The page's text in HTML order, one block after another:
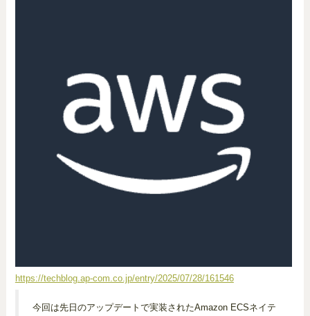
https://techblog.ap-com.co.jp/entry/2025/07/28/161546
今回は先日のアップデートで実装されたAmazon ECSネイテ